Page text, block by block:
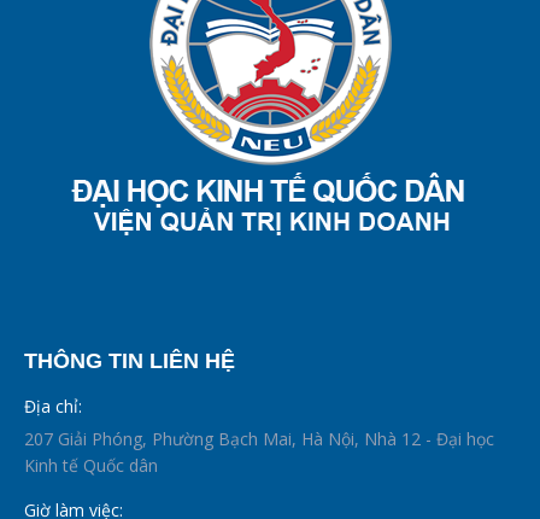
THÔNG TIN LIÊN HỆ
Địa chỉ:
207 Giải Phóng, Phường Bạch Mai, Hà Nội, Nhà 12 - Đại học
Kinh tế Quốc dân
Giờ làm việc: